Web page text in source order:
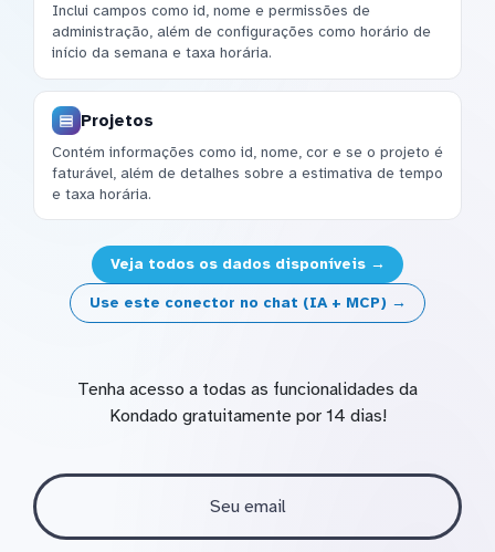
Inclui campos como id, nome e permissões de
administração, além de configurações como horário de
início da semana e taxa horária.
Projetos
Contém informações como id, nome, cor e se o projeto é
faturável, além de detalhes sobre a estimativa de tempo
e taxa horária.
Veja todos os dados disponíveis →
Use este conector no chat (IA + MCP) →
Tenha acesso a todas as funcionalidades da
Kondado gratuitamente por 14 dias!